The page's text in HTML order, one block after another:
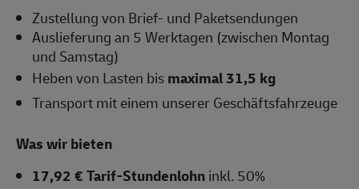
Zustellung von Brief- und Paketsendungen
Auslieferung an 5 Werktagen (zwischen Montag
und Samstag)
Heben von Lasten bismaximal 31,5 kg
Transport mit einem unserer Geschäftsfahrzeuge
Was wir bieten
17,92 € Tarif-Stundenlohninkl. 50%